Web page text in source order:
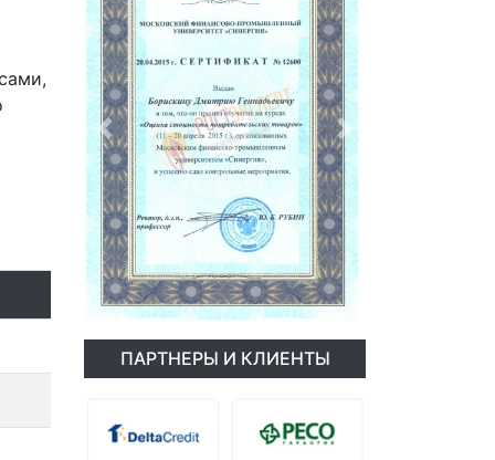
Previous Next
ПАРТНЕРЫ И КЛИЕНТЫ